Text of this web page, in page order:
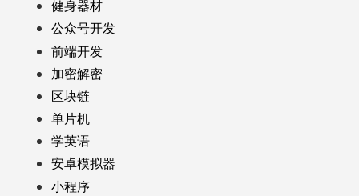
健身器材
公众号开发
前端开发
加密解密
区块链
单片机
学英语
安卓模拟器
小程序